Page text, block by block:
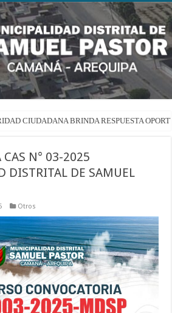
CIUDADANA BRINDA RESPUESTA
CAS N° 03-2025
DISTRITAL DE SAMUEL
Otros